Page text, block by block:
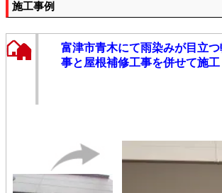
施工事例
富津市青木にて雨染みが目立
事と屋根補修工事を併せて施工